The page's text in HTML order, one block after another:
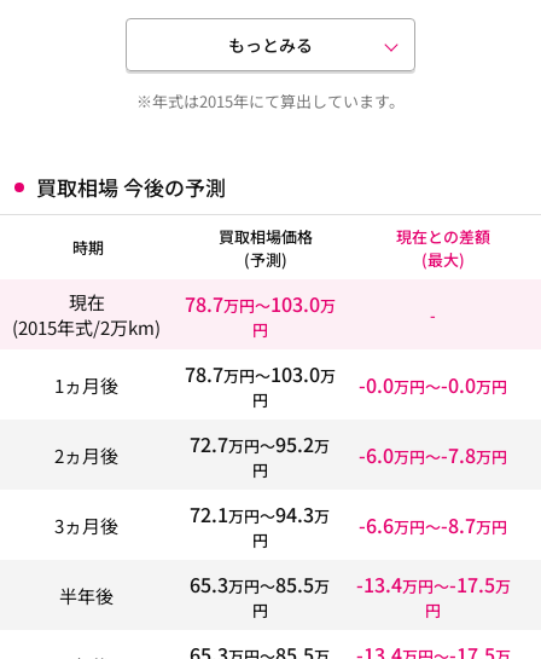
もっとみる
※年式は2015年にて算出しています。
買取相場 今後の予測
時期
買取相場価格
(予測)
現在との差額
(最大)
現在
(2015年式/2万km)
78.7万円〜103.0万
円
-
1ヵ月後 78.7万円〜103.0万
円
-0.0万円〜-0.0万円
2ヵ月後 72.7万円〜95.2万
円
-6.0万円〜-7.8万円
3ヵ月後 72.1万円〜94.3万
円
-6.6万円〜-8.7万円
半年後 65.3万円〜85.5万
円
-13.4万円〜-17.5万
円